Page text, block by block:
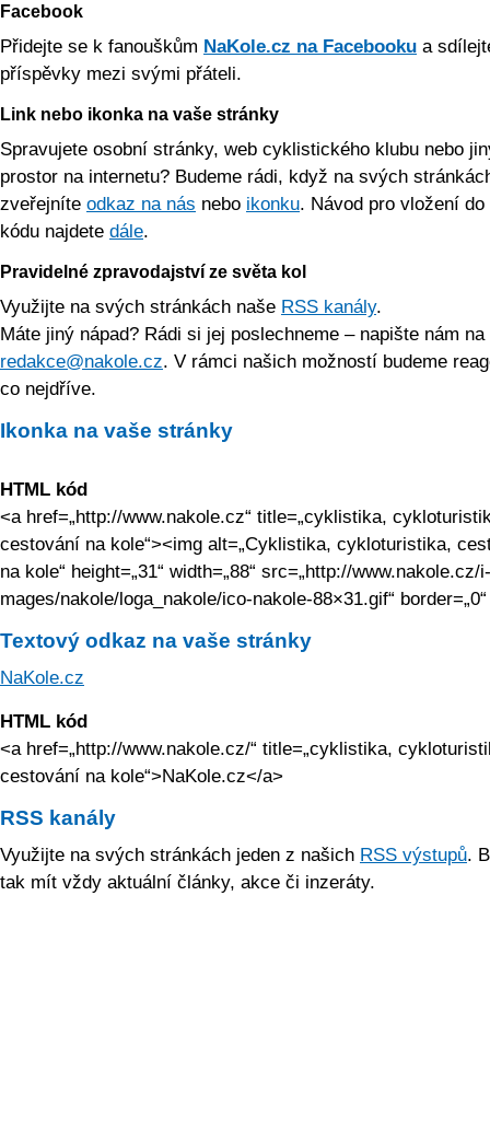
Facebook
Přidejte se k fanouškům NaKole.cz na Facebooku a
příspěvky mezi svými přáteli.
Link nebo ikonka na vaše stránky
Spravujete osobní stránky, web cyklistického klubu nebo
prostor na internetu? Budeme rádi, když na svých
zveřejníte odkaz na nás nebo ikonku. Návod pro vložení do
kódu najdete dále.
Pravidelné zpravodajství ze světa kol
Využijte na svých stránkách naše RSS kanály.
Máte jiný nápad? Rádi si jej poslechneme – napište nám na
redakce@nakole­.cz. V rámci našich možností budeme
co nejdříve.
Ikonka na vaše stránky
HTML kód
<a href=„http://­www.nakole.cz“ title=„cyklistika,
cestování na kole“><img alt=„Cyklistika, cykloturistika,
na kole“ height=„31“ width=„88“ src=„http://w­ww.nakole.cz/i­
mages/nakole/lo­ga_nakole/ico-nakole-88×31.gif“
Textový odkaz na vaše stránky
NaKole.cz
HTML kód
<a href=„http://­www.nakole.cz/“ title=„cyklistika,
cestování na kole“>NaKole.cz</a>
RSS kanály
Využijte na svých stránkách jeden z našich RSS výstupů.
tak mít vždy aktuální články, akce či inzeráty.